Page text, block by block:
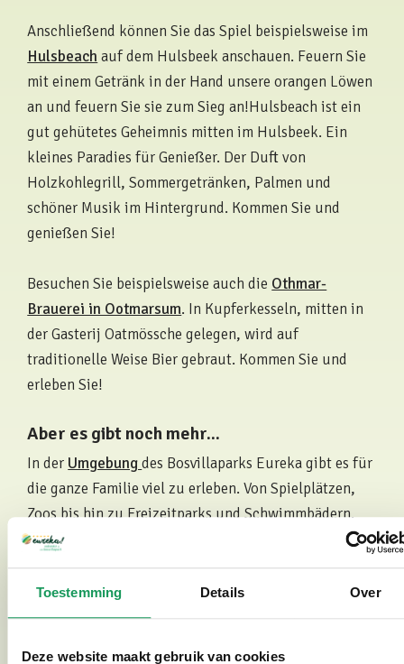
Toestemming Details Over
Deze website maakt gebruik van cookies
Anschließend können Sie das Spiel beispielsweise im
Hulsbeach auf dem Hulsbeek anschauen. Feuern Sie
mit einem Getränk in der Hand unsere orangen Löwen
an und feuern Sie sie zum Sieg an!Hulsbeach ist ein
gut gehütetes Geheimnis mitten im Hulsbeek. Ein
kleines Paradies für Genießer. Der Duft von
Holzkohlegrill, Sommergetränken, Palmen und
schöner Musik im Hintergrund. Kommen Sie und
genießen Sie!
Besuchen Sie beispielsweise auch die Othmar-
Brauerei in Ootmarsum. In Kupferkesseln, mitten in
der Gasterij Oatmössche gelegen, wird auf
traditionelle Weise Bier gebraut. Kommen Sie und
erleben Sie!
Aber es gibt noch mehr...
In der Umgebungdes Bosvillaparks Eureka gibt es für
die ganze Familie viel zu erleben. Von Spielplätzen,
Zoos bis hin zu Freizeitparks und Schwimmbädern.
Außerdem haben wir verschiedene Wander- und
Radrouten für Sie ausgewählt. Die Gegend ist
wunderschön, Sie finden viel Grün und Natur, aber
auch pulsierende Städte mit gemütlichen Terrassen,